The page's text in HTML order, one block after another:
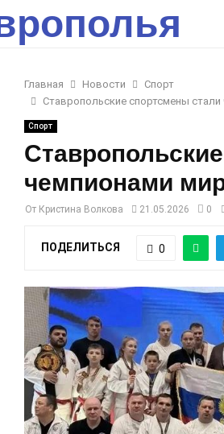
Главная Новости
Спорт
Ставропольские спортсмены
Спорт
чемпионами
От Кристина Волкова 21.05.2026 0
ПОДЕЛИТЬСЯ 0